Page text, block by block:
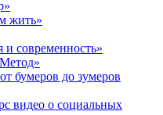
жить»
и современность»
бумеров до зумеров
видео о социальных